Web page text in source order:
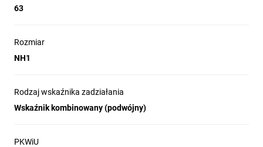
63
Rozmiar
NH1
Rodzaj wskaźnika zadziałania
Wskaźnik kombinowany (podwójny)
PKWiU